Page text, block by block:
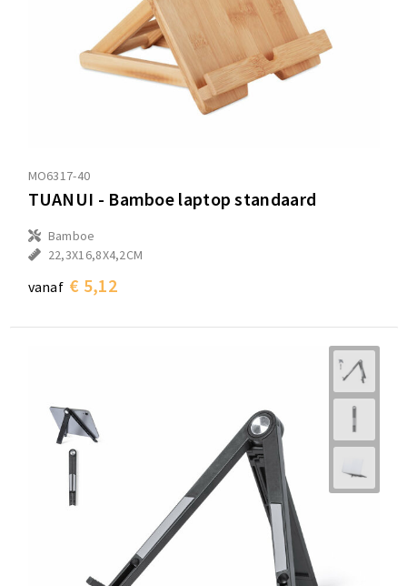
MO6317-40
TUANUI - Bamboe laptop standaard
Bamboe
22,3X16,8X4,2CM
vanaf € 5,12